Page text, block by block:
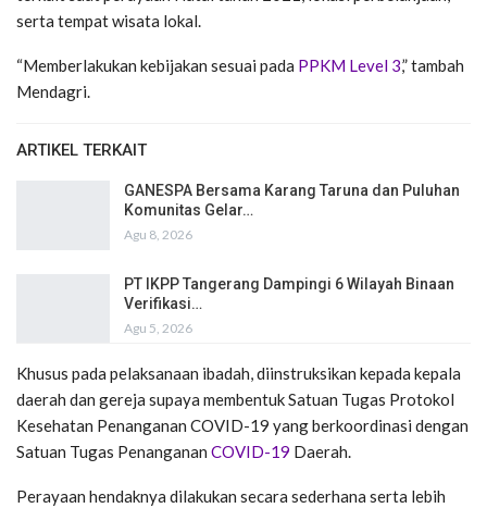
serta tempat wisata lokal.
“Memberlakukan kebijakan sesuai pada PPKM Level 3,” tambah
Mendagri.
ARTIKEL TERKAIT
GANESPA Bersama Karang Taruna dan Puluhan
Komunitas Gelar…
Agu 8, 2026
PT IKPP Tangerang Dampingi 6 Wilayah Binaan
Verifikasi…
Agu 5, 2026
Khusus pada pelaksanaan ibadah, diinstruksikan kepada kepala
daerah dan gereja supaya membentuk Satuan Tugas Protokol
Kesehatan Penanganan COVID-19 yang berkoordinasi dengan
Satuan Tugas Penanganan COVID-19 Daerah.
Perayaan hendaknya dilakukan secara sederhana serta lebih